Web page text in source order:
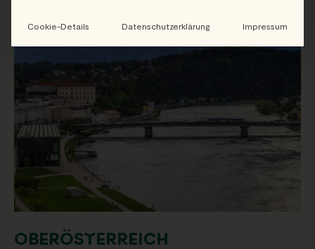
OBERÖSTERREICH
Cookie-Details Datenschutzerklärung Impressum